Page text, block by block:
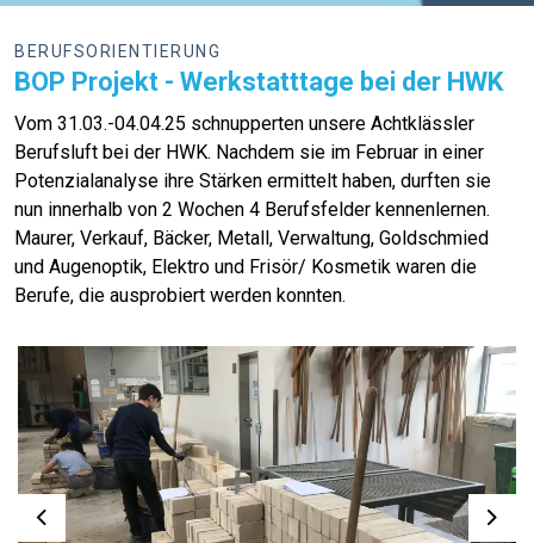
BERUFSORIENTIERUNG
BOP Projekt - Werkstatttage bei der HWK
Vom 31.03.-04.04.25 schnupperten unsere Achtklässler
Berufsluft bei der HWK. Nachdem sie im Februar in einer
Potenzialanalyse ihre Stärken ermittelt haben, durften sie
nun innerhalb von 2 Wochen 4 Berufsfelder kennenlernen.
Maurer, Verkauf, Bäcker, Metall, Verwaltung, Goldschmied
und Augenoptik, Elektro und Frisör/ Kosmetik waren die
Berufe, die ausprobiert werden konnten.
Previous Next